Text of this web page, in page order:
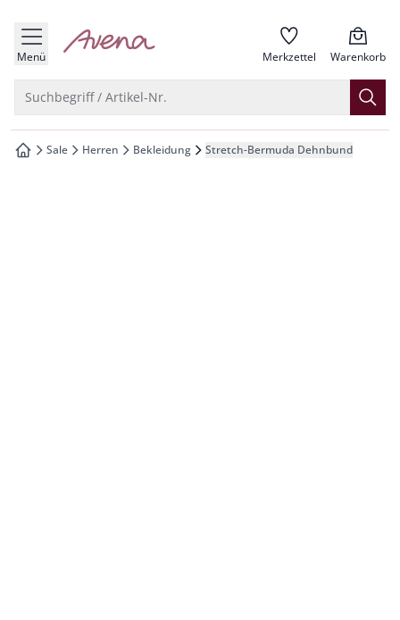
springen
springen
springen
springen
Menü zur Startseite Merkzettel Warenkorb
Suchbegriff / Artikel-Nr.
zur Startseite
Sale Herren Bekleidung Stretch-Bermuda Dehnbund